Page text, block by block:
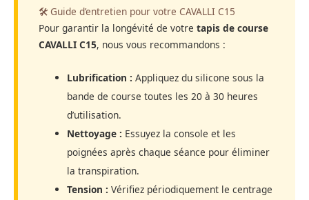
🛠️ Guide d’entretien pour votre CAVALLI C15
Pour garantir la longévité de votre tapis de course
CAVALLI C15, nous vous recommandons :
Lubrification : Appliquez du silicone sous la
bande de course toutes les 20 à 30 heures
d’utilisation.
Nettoyage : Essuyez la console et les
poignées après chaque séance pour éliminer
la transpiration.
Tension : Vérifiez périodiquement le centrage